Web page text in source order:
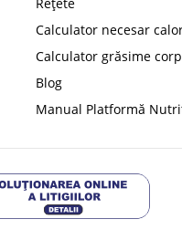
Calculator necesar
Calculator grăsime
Blog
Manual Platformă